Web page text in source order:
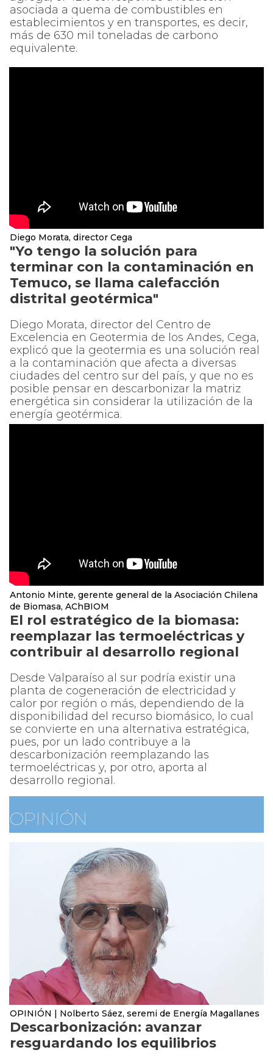
asociada a quema de combustibles en
establecimientos y en transportes, es decir,
más de 630 mil toneladas de carbono
equivalente.
Diego Morata, director Cega
"Yo tengo la solución para
terminar con la contaminación en
Temuco, se llama calefacción
distrital geotérmica"
Diego Morata, director del Centro de
Excelencia en Geotermia de los Andes, Cega,
explicó que la geotermia es una solución real
a la contaminación que afecta a diversas
ciudades del centro sur del país, y que no es
posible pensar en descarbonizar la matriz
energética sin considerar la utilización de la
energía geotérmica.
Antonio Minte, gerente general de la Asociación Chilena
de Biomasa, AChBIOM
El rol estratégico de la biomasa:
reemplazar las termoeléctricas y
contribuir al desarrollo regional
Desde Valparaíso al sur podría existir una
planta de cogeneración de electricidad y
calor por región o más, dependiendo de la
disponibilidad del recurso biomásico, lo cual
se convierte en una alternativa estratégica,
pues, por un lado contribuye a la
descarbonización reemplazando las
termoeléctricas y, por otro, aporta al
desarrollo regional.
OPINIÓN
OPINIÓN | Nolberto Sáez, seremi de Energía Magallanes
Descarbonización: avanzar
resguardando los equilibrios